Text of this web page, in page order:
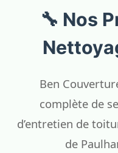
🔧 Nos
Ben
complète de
d’entretien de
de